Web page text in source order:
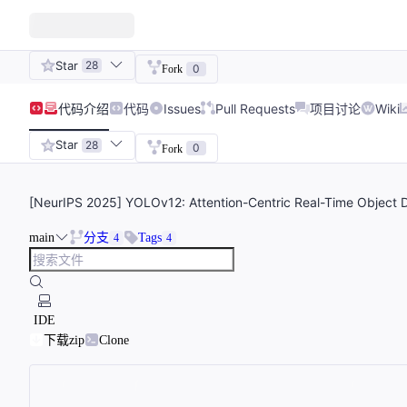
Star 28 Fork 0
代码介绍 代码 Issues Pull Requests 项目讨论 Wiki
Star 28 Fork 0
[NeurIPS 2025] YOLOv12: Attention-Centric Real-Time Object
main 分支 4 Tags 4
IDE
下载zip
Clone